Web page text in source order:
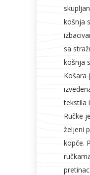
košnja
sa
košnja
Košara
tekstila
Ručke
željeni
kopče.